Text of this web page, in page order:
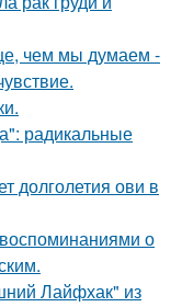
чем мы думаем -
радикальные
долголетия ови в
о
Лайфхак" из